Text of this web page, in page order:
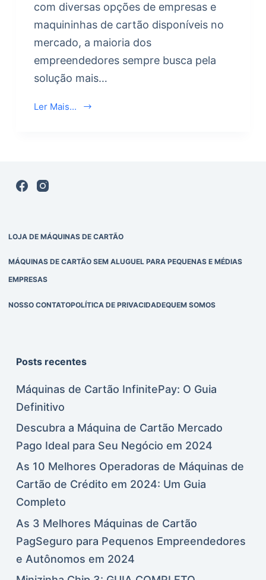
com diversas opções de empresas e
maquininhas de cartão disponíveis no
mercado, a maioria dos
empreendedores sempre busca pela
solução mais…
Ler Mais...
LOJA DE MÁQUINAS DE CARTÃO
MÁQUINAS DE CARTÃO SEM ALUGUEL PARA PEQUENAS E MÉDIAS
EMPRESAS
NOSSO CONTATOPOLÍTICA DE PRIVACIDADEQUEM SOMOS
Posts recentes
Máquinas de Cartão InfinitePay: O Guia
Definitivo
Descubra a Máquina de Cartão Mercado
Pago Ideal para Seu Negócio em 2024
As 10 Melhores Operadoras de Máquinas de
Cartão de Crédito em 2024: Um Guia
Completo
As 3 Melhores Máquinas de Cartão
PagSeguro para Pequenos Empreendedores
e Autônomos em 2024